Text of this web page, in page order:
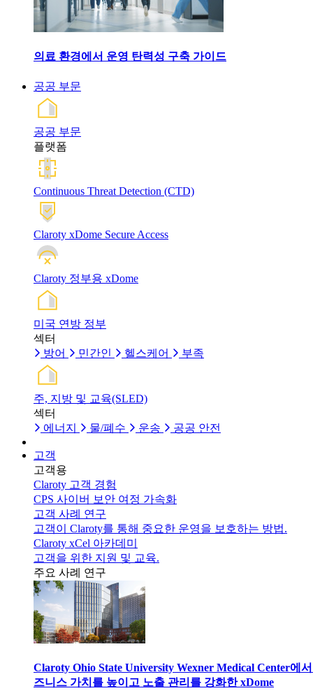
의료 환경에서 운영 탄력성 구축 가이드
공공 부문
공공 부문
플랫폼
Continuous Threat Detection (CTD)
Claroty xDome Secure Access
Claroty 정부용 xDome
미국 연방 정부
섹터
방어
민간인 헬스케어 부족
주, 지방 및 교육(SLED)
섹터
에너지
물/폐수 운송 공공 안전
고객
고객용
Claroty 고객 경험
CPS 사이버 보안 여정 가속화
고객 사례 연구
고객이 Claroty를 통해 중요한 운영을 보호하는 방법.
Claroty xCel 아카데미
고객을 위한 지원 및 교육.
주요 사례 연구
Claroty Ohio State University Wexner Medical Center에
즈니스 가치를 높이고 노출 관리를 강화한 xDome